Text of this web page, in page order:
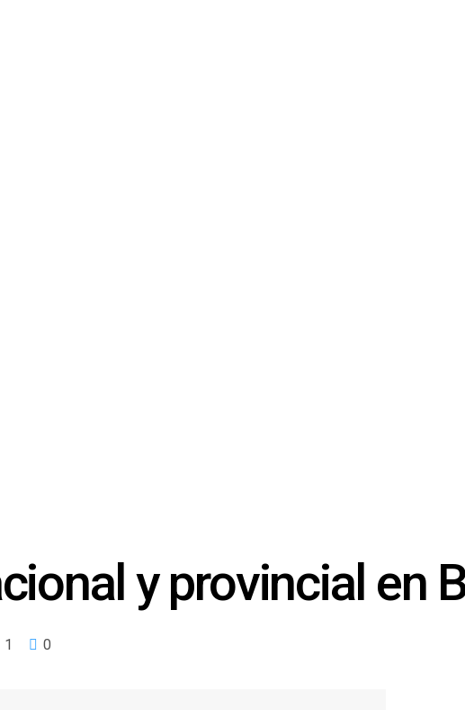
y provincial en
1 0